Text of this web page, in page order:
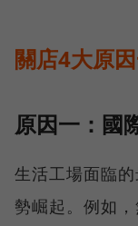
關店4大原
原因一：國
生活工場面臨
勢崛起。例如